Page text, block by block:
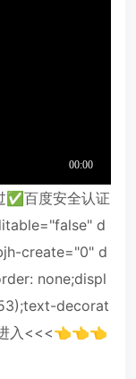
百度安全认证
d
create="0" d
none;displ
decorat
入<<<👈👈👈